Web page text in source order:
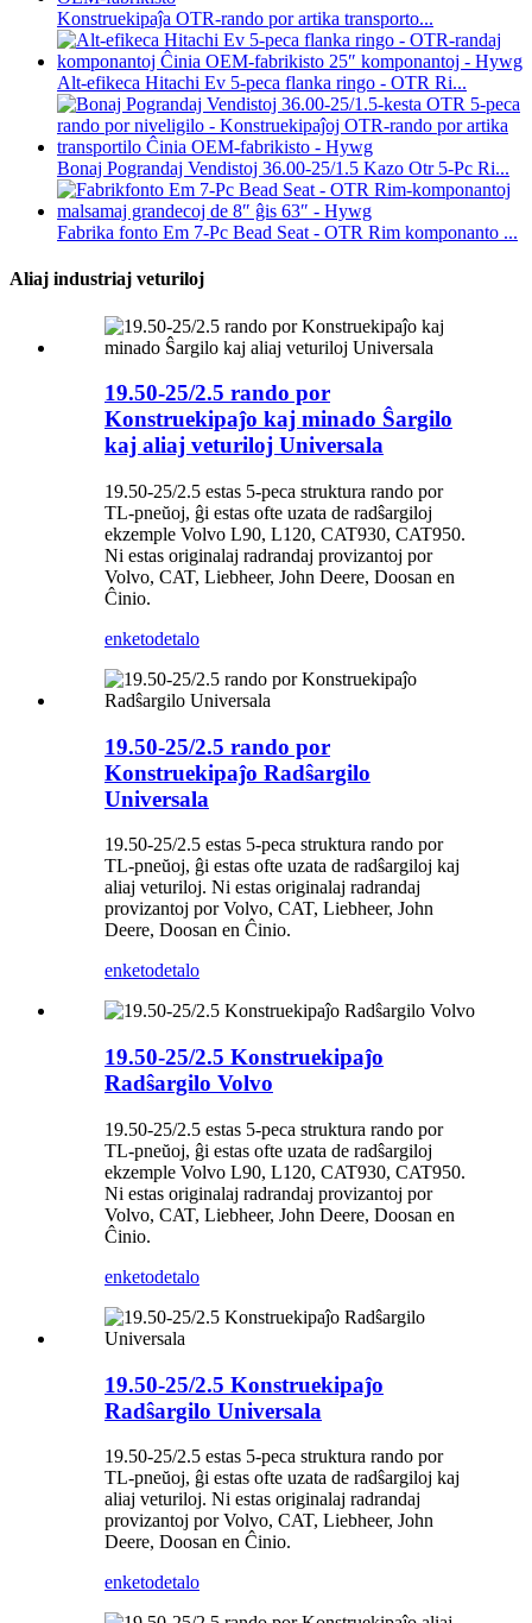
Konstruekipaĵa OTR-rando por artika transporto...
Alt-efikeca Hitachi Ev 5-peca flanka ringo - OTR Ri...
Bonaj Pograndaj Vendistoj 36.00-25/1.5 Kazo Otr 5-Pc Ri...
Fabrika fonto Em 7-Pc Bead Seat - OTR Rim komponanto ...
Aliaj industriaj veturiloj
19.50-25/2.5 rando por
Konstruekipaĵo kaj minado Ŝargilo
kaj aliaj veturiloj Universala
19.50-25/2.5 estas 5-peca struktura rando por
TL-pneŭoj, ĝi estas ofte uzata de radŝargiloj
ekzemple Volvo L90, L120, CAT930, CAT950.
Ni estas originalaj radrandaj provizantoj por
Volvo, CAT, Liebheer, John Deere, Doosan en
Ĉinio.
enketodetalo
19.50-25/2.5 rando por
Konstruekipaĵo Radŝargilo
Universala
19.50-25/2.5 estas 5-peca struktura rando por
TL-pneŭoj, ĝi estas ofte uzata de radŝargiloj kaj
aliaj veturiloj. Ni estas originalaj radrandaj
provizantoj por Volvo, CAT, Liebheer, John
Deere, Doosan en Ĉinio.
enketodetalo
19.50-25/2.5 Konstruekipaĵo
Radŝargilo Volvo
19.50-25/2.5 estas 5-peca struktura rando por
TL-pneŭoj, ĝi estas ofte uzata de radŝargiloj
ekzemple Volvo L90, L120, CAT930, CAT950.
Ni estas originalaj radrandaj provizantoj por
Volvo, CAT, Liebheer, John Deere, Doosan en
Ĉinio.
enketodetalo
19.50-25/2.5 Konstruekipaĵo
Radŝargilo Universala
19.50-25/2.5 estas 5-peca struktura rando por
TL-pneŭoj, ĝi estas ofte uzata de radŝargiloj kaj
aliaj veturiloj. Ni estas originalaj radrandaj
provizantoj por Volvo, CAT, Liebheer, John
Deere, Doosan en Ĉinio.
enketodetalo